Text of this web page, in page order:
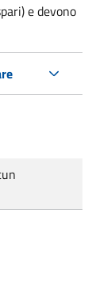
e devono